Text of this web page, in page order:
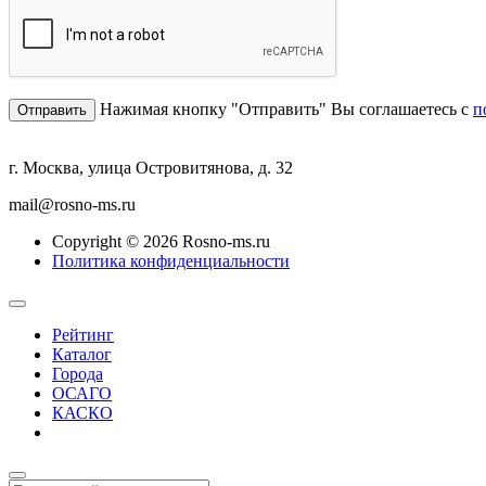
Нажимая кнопку "Отправить" Вы соглашаетесь с
г. Москва, улица Островитянова, д. 32
mail@rosno-ms.ru
Copyright © 2026 Rosno-ms.ru
Политика конфиденциальности
Рейтинг
Каталог
Города
ОСАГО
КАСКО